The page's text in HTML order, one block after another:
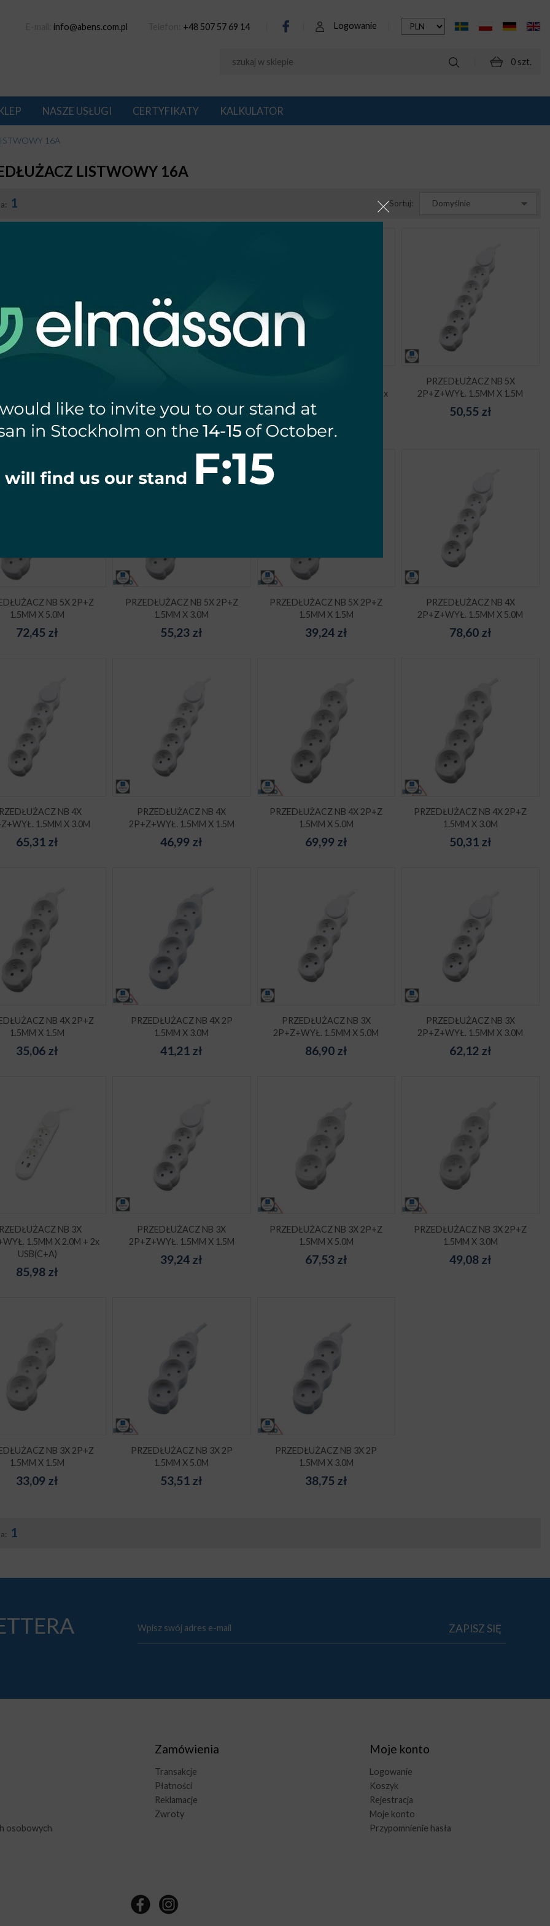
Logowanie
info@abens.com.pl +48 507 57 69 14
0 szt.
NASZE USŁUGI CERTYFIKATY KALKULATOR
16A
LISTWOWY 16A
1 Sortuj: Domyślnie
92,25zł 61,38 zł
2P+Z+WYŁ. 1.5MM X 2.0M + 2x
USB(C+A)
92,25
PRZEDŁUŻACZ NB 5X
2P+Z+WYŁ. 1.5MM X 1.5M
50,55zł
NB 5X 2P+Z
1.5MM X 5.0M
72,45 zł
PRZEDŁUŻACZ NB 5X 2P+Z
1.5MM X 3.0M
55,23 zł
PRZEDŁUŻACZ NB 5X 2P+Z
1.5MM X 1.5M
39,24zł
PRZEDŁUŻACZ NB 4X
2P+Z+WYŁ. 1.5MM X 5.0M
78,60zł
NB 4X
1.5MM X 3.0M
65,31 zł
PRZEDŁUŻACZ NB 4X
2P+Z+WYŁ. 1.5MM X 1.5M
46,99 zł
PRZEDŁUŻACZ NB 4X 2P+Z
1.5MM X 5.0M
69,99zł
PRZEDŁUŻACZ NB 4X 2P+Z
1.5MM X 3.0M
50,31zł
NB 4X 2P+Z
1.5MM X 1.5M
35,06 zł
PRZEDŁUŻACZ NB 4X 2P
1.5MM X 3.0M
41,21 zł
PRZEDŁUŻACZ NB 3X
2P+Z+WYŁ. 1.5MM X 5.0M
86,90zł
PRZEDŁUŻACZ NB 3X
2P+Z+WYŁ. 1.5MM X 3.0M
62,12zł
NB 3X
1.5MM X 2.0M + 2x
USB(C+A)
85,98 zł
PRZEDŁUŻACZ NB 3X
2P+Z+WYŁ. 1.5MM X 1.5M
39,24 zł
PRZEDŁUŻACZ NB 3X 2P+Z
1.5MM X 5.0M
67,53zł
PRZEDŁUŻACZ NB 3X 2P+Z
1.5MM X 3.0M
49,08zł
NB 3X 2P+Z
1.5MM X 1.5M
33,09 zł
PRZEDŁUŻACZ NB 3X 2P
1.5MM X 5.0M
53,51 zł
PRZEDŁUŻACZ NB 3X 2P
1.5MM X 3.0M
38,75zł
1
osobowych
Zamówienia
Transakcje
Płatności
Reklamacje
Zwroty
Moje konto
Logowanie
Koszyk
Rejestracja
Moje konto
Przypomnienie hasła